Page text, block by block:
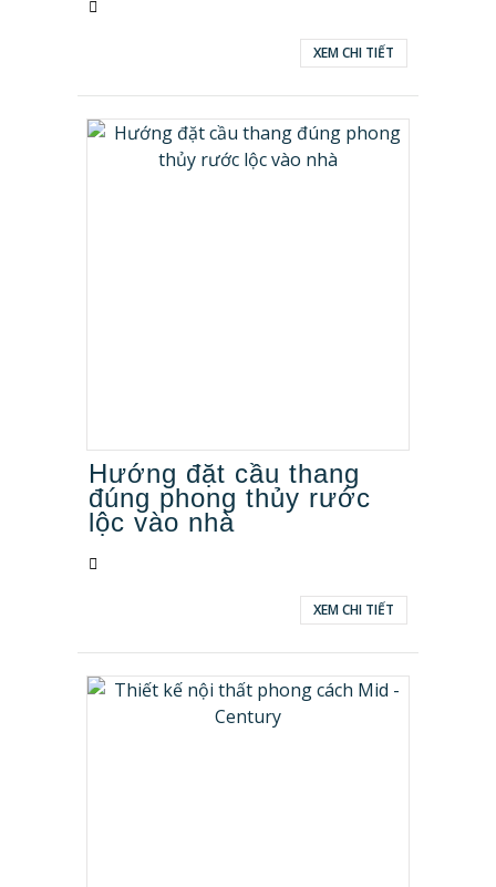
XEM CHI TIẾT
Hướng đặt cầu thang
đúng phong thủy rước
lộc vào nhà
XEM CHI TIẾT